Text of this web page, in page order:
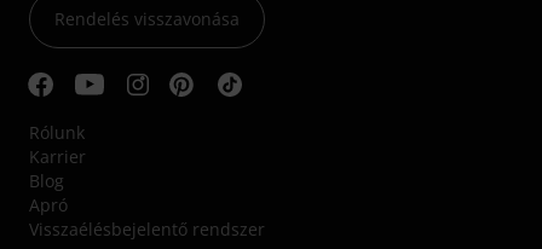
Rendelés visszavonása
Rólunk
Karrier
Blog
Apró
Visszaélésbejelentő rendszer